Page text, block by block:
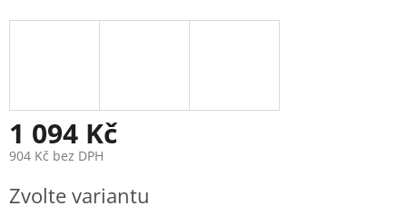
1 094 Kč
904 Kč bez DPH
cena:
Zvolte variantu